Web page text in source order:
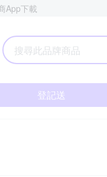
App下載
購物中心
登記送